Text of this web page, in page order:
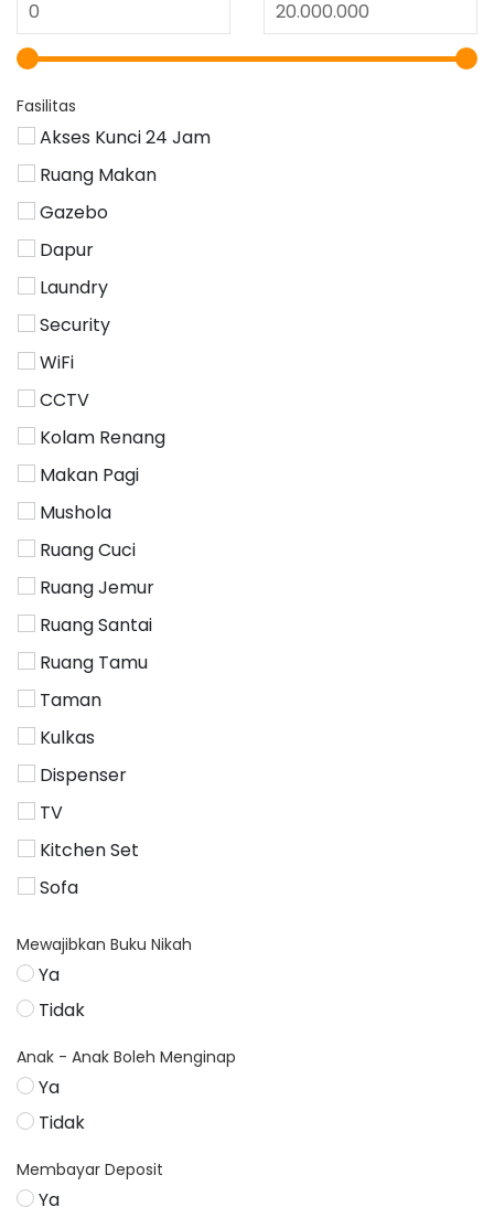
Fasilitas
Akses Kunci 24 Jam
Ruang Makan
Gazebo
Dapur
Laundry
Security
WiFi
CCTV
Kolam Renang
Makan Pagi
Mushola
Ruang Cuci
Ruang Jemur
Ruang Santai
Ruang Tamu
Taman
Kulkas
Dispenser
TV
Kitchen Set
Sofa
Mewajibkan Buku Nikah
Ya
Tidak
Anak - Anak Boleh Menginap
Ya
Tidak
Membayar Deposit
Ya